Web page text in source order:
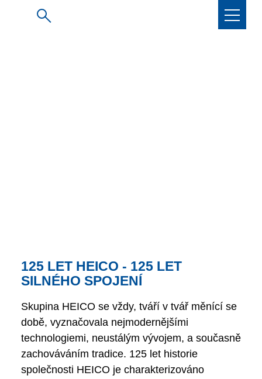
125 LET HEICO - 125 LET
SILNÉHO SPOJENÍ
Skupina HEICO se vždy, tváří v tvář měnící se
době, vyznačovala nejmodernějšími
technologiemi, neustálým vývojem, a současně
zachováváním tradice. 125 let historie
společnosti HEICO je charakterizováno